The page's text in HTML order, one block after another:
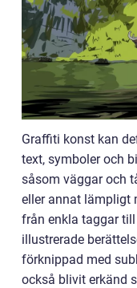
Graffiti konst kan
text, symboler och
såsom väggar och
eller annat lämpligt
från enkla taggar
illustrerade
förknippad med
också blivit erkänd